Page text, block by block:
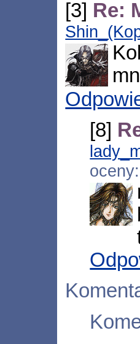
[3] Re:
[8]
oceny: